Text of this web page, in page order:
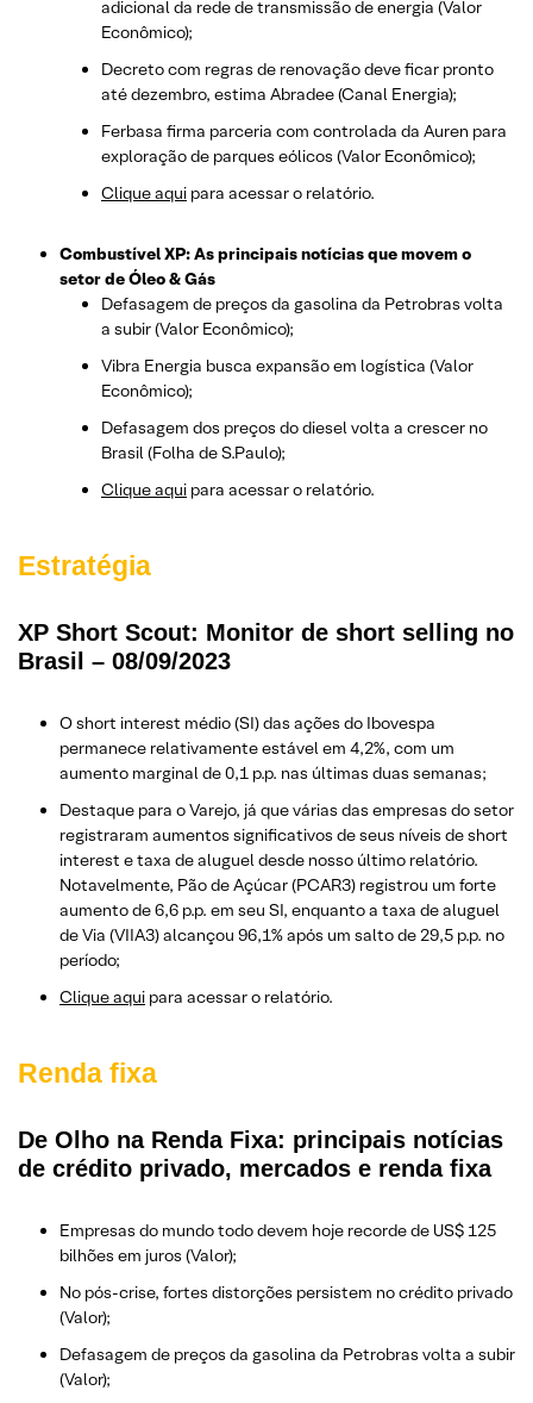
adicional da rede de transmissão de energia (Valor
Econômico);
Decreto com regras de renovação deve ficar pronto
até dezembro, estima Abradee (Canal Energia);
Ferbasa firma parceria com controlada da Auren para
exploração de parques eólicos (Valor Econômico);
Clique aqui para acessar o relatório.
Combustível XP: As principais notícias que movem o
setor de Óleo & Gás
Defasagem de preços da gasolina da Petrobras volta
a subir (Valor Econômico);
Vibra Energia busca expansão em logística (Valor
Econômico);
Defasagem dos preços do diesel volta a crescer no
Brasil (Folha de S.Paulo);
Clique aqui para acessar o relatório.
Estratégia
XP Short Scout: Monitor de short selling no
Brasil – 08/09/2023
O short interest médio (SI) das ações do Ibovespa
permanece relativamente estável em 4,2%, com um
aumento marginal de 0,1 p.p. nas últimas duas semanas;
Destaque para o Varejo, já que várias das empresas do setor
registraram aumentos significativos de seus níveis de short
interest e taxa de aluguel desde nosso último relatório.
Notavelmente, Pão de Açúcar (PCAR3) registrou um forte
aumento de 6,6 p.p. em seu SI, enquanto a taxa de aluguel
de Via (VIIA3) alcançou 96,1% após um salto de 29,5 p.p. no
período;
Clique aqui para acessar o relatório.
Renda fixa
De Olho na Renda Fixa: principais notícias
de crédito privado, mercados e renda fixa
Empresas do mundo todo devem hoje recorde de US$ 125
bilhões em juros (Valor);
No pós-crise, fortes distorções persistem no crédito privado
(Valor);
Defasagem de preços da gasolina da Petrobras volta a subir
(Valor);